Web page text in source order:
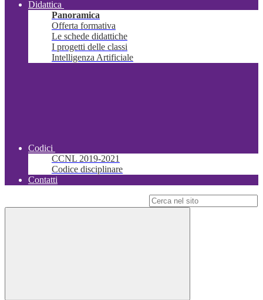
Didattica
Panoramica
Offerta formativa
Le schede didattiche
I progetti delle classi
Intelligenza Artificiale
Codici
CCNL 2019-2021
Codice disciplinare
Contatti